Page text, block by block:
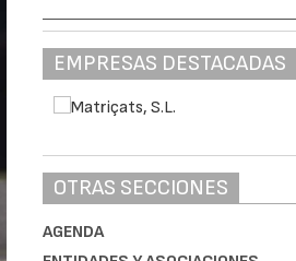
EMPRESAS DESTACADAS
OTRAS SECCIONES
AGENDA